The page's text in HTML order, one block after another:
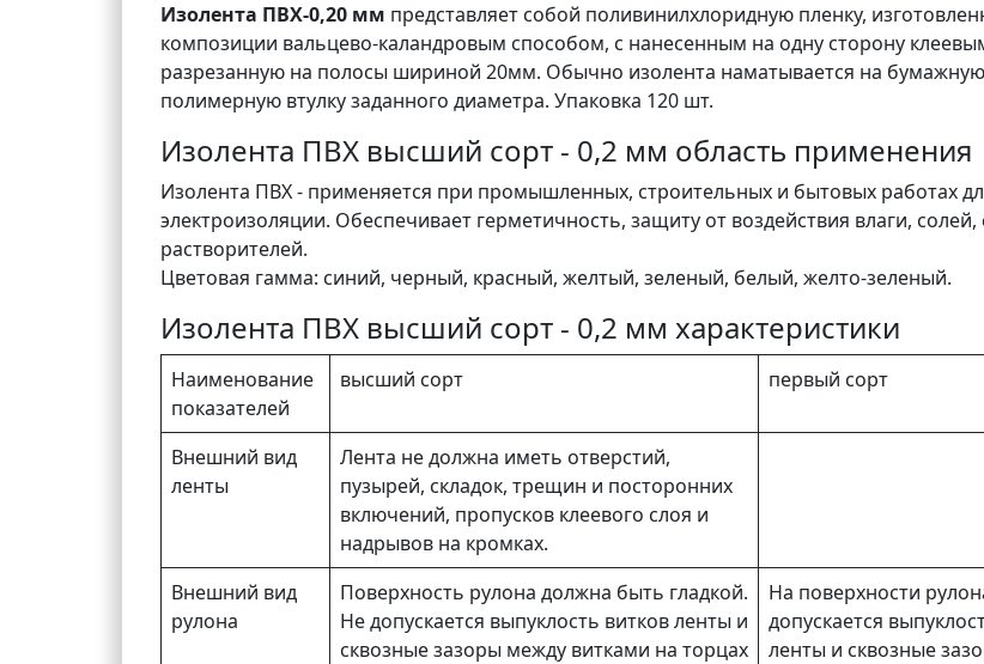
Изолента ПВХ-0,20 мм представляет собой поливинилхлоридную пленку,
композиции вальцево-каландровым способом, с нанесенным на одну сторону
разрезанную на полосы шириной 20мм. Обычно изолента наматывается на
полимерную втулку заданного диаметра. Упаковка 120 шт.
Изолента ПВХ высший сорт - 0,2 мм область применения
Изолента ПВХ - применяется при промышленных, строительных и бытовых работах
электроизоляции. Обеспечивает герметичность, защиту от воздействия влаги, солей,
растворителей.
Цветовая гамма: синий, черный, красный, желтый, зеленый, белый, желто-зеленый.
Изолента ПВХ высший сорт - 0,2 мм характеристики
Наименование
показателей
высший сорт первый сорт
Внешний вид
ленты
Лента не должна иметь отверстий,
пузырей, складок, трещин и посторонних
включений, пропусков клеевого слоя и
надрывов на кромках.
Внешний вид
рулона
Поверхность рулона должна быть гладкой.
Не допускается выпуклость витков ленты и
сквозные зазоры между витками на торцах
На поверхности
допускается
ленты и сквозные